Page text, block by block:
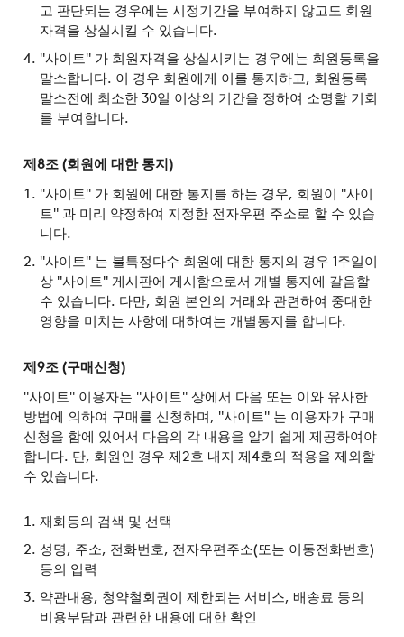
고 판단되는 경우에는 시정기간을 부여하지 않고도 회원
자격을 상실시킬 수 있습니다.
"사이트" 가 회원자격을 상실시키는 경우에는 회원등록을
말소합니다. 이 경우 회원에게 이를 통지하고, 회원등록
말소전에 최소한 30일 이상의 기간을 정하여 소명할 기회
를 부여합니다.
제8조 (회원에 대한 통지)
"사이트" 가 회원에 대한 통지를 하는 경우, 회원이 "사이
트" 과 미리 약정하여 지정한 전자우편 주소로 할 수 있습
니다.
"사이트" 는 불특정다수 회원에 대한 통지의 경우 1주일이
상 "사이트" 게시판에 게시함으로서 개별 통지에 갈음할
수 있습니다. 다만, 회원 본인의 거래와 관련하여 중대한
영향을 미치는 사항에 대하여는 개별통지를 합니다.
제9조 (구매신청)
"사이트" 이용자는 "사이트" 상에서 다음 또는 이와 유사한
방법에 의하여 구매를 신청하며, "사이트" 는 이용자가 구매
신청을 함에 있어서 다음의 각 내용을 알기 쉽게 제공하여야
합니다. 단, 회원인 경우 제2호 내지 제4호의 적용을 제외할
수 있습니다.
재화등의 검색 및 선택
성명, 주소, 전화번호, 전자우편주소(또는 이동전화번호)
등의 입력
약관내용, 청약철회권이 제한되는 서비스, 배송료 등의
비용부담과 관련한 내용에 대한 확인